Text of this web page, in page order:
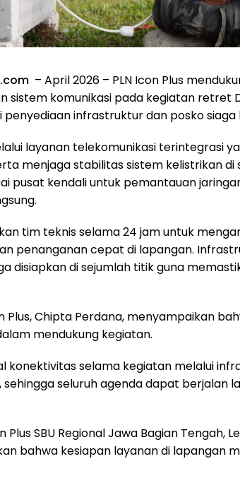
– April 2026 – PLN Icon Plus
sistem komunikasi pada kegiatan retret
penyediaan infrastruktur dan posko siaga
layanan telekomunikasi terintegrasi
menjaga stabilitas sistem kelistrikan di
pusat kendali untuk pemantauan
tim teknis selama 24 jam untuk
penanganan cepat di lapangan.
disiapkan di sejumlah titik guna
Plus, Chipta Perdana, menyampaikan
mendukung kegiatan.
konektivitas selama kegiatan melalui
sehingga seluruh agenda dapat berjalan
Plus SBU Regional Jawa Bagian Tengah,
bahwa kesiapan layanan di lapangan